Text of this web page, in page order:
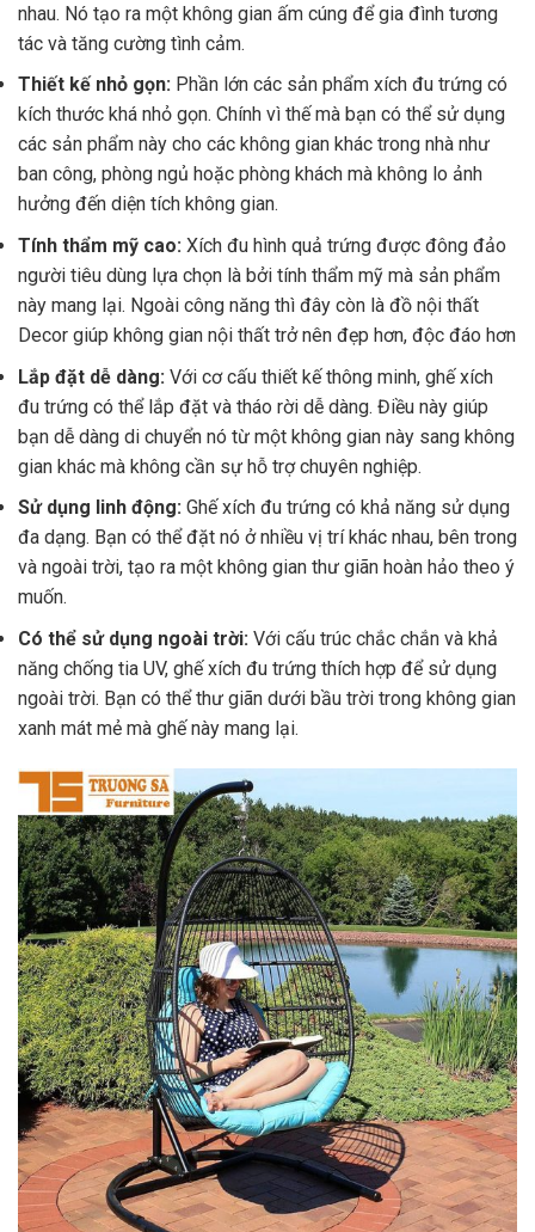
nhau. Nó tạo ra một không gian ấm cúng để gia đình tương
tác và tăng cường tình cảm.
Thiết kế nhỏ gọn: Phần lớn các sản phẩm xích đu trứng có
kích thước khá nhỏ gọn. Chính vì thế mà bạn có thể sử dụng
các sản phẩm này cho các không gian khác trong nhà như
ban công, phòng ngủ hoặc phòng khách mà không lo ảnh
hưởng đến diện tích không gian.
Tính thẩm mỹ cao: Xích đu hình quả trứng được đông đảo
người tiêu dùng lựa chọn là bởi tính thẩm mỹ mà sản phẩm
này mang lại. Ngoài công năng thì đây còn là đồ nội thất
Decor giúp không gian nội thất trở nên đẹp hơn, độc đáo hơn
Lắp đặt dễ dàng: Với cơ cấu thiết kế thông minh, ghế xích
đu trứng có thể lắp đặt và tháo rời dễ dàng. Điều này giúp
bạn dễ dàng di chuyển nó từ một không gian này sang không
gian khác mà không cần sự hỗ trợ chuyên nghiệp.
Sử dụng linh động: Ghế xích đu trứng có khả năng sử dụng
đa dạng. Bạn có thể đặt nó ở nhiều vị trí khác nhau, bên trong
và ngoài trời, tạo ra một không gian thư giãn hoàn hảo theo ý
muốn.
Có thể sử dụng ngoài trời: Với cấu trúc chắc chắn và khả
năng chống tia UV, ghế xích đu trứng thích hợp để sử dụng
ngoài trời. Bạn có thể thư giãn dưới bầu trời trong không gian
xanh mát mẻ mà ghế này mang lại.